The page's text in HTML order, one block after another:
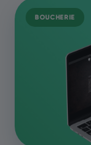
BOUCHERIE